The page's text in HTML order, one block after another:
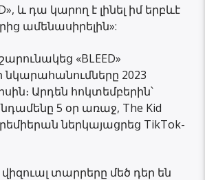
և դա կարող է լինել իմ երբևէ
ամենասիրելին»:
«BLEED»
2023
Արդեն հոկտեմբերին՝
5 օր առաջ, The Kid
ներկայացրեց TikTok-
տարրերը մեծ դեր են